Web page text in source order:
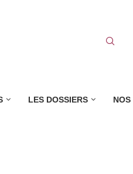
LES DOSSIERS NOS